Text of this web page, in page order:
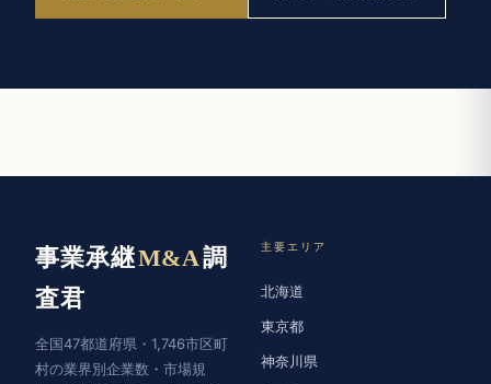
事業承継M&A調
査君
全国47都道府県・1,746市区町
村の業界別企業数・市場規
主要エリア
北海道
東京都
神奈川県